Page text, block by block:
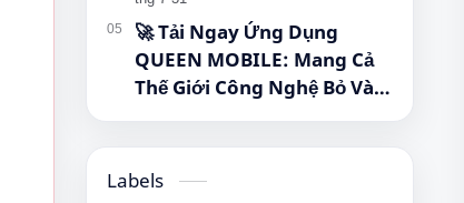
#Tablet5G #QueenMobile
#MayTinhBang #CongNghe
🚀 Tải Ngay Ứng Dụng
QUEEN MOBILE: Mang Cả
Thế Giới Công Nghệ Bỏ Vào
Labels